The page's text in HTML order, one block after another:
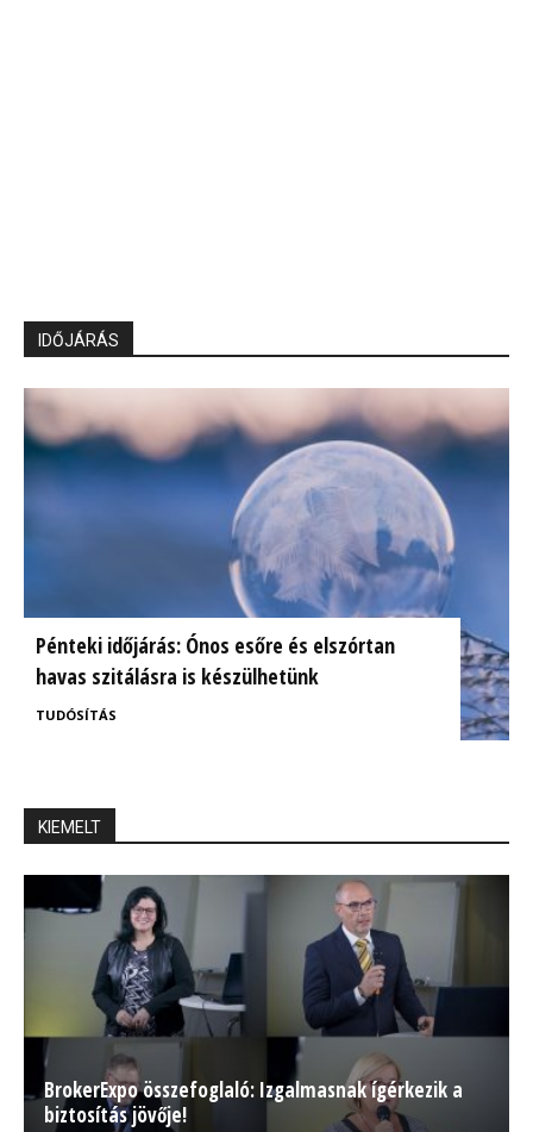
IDŐJÁRÁS
Pénteki időjárás: Ónos esőre és elszórtan
havas szitálásra is készülhetünk
TUDÓSÍTÁS
KIEMELT
BrokerExpo összefoglaló: Izgalmasnak ígérkezik a
biztosítás jövője!